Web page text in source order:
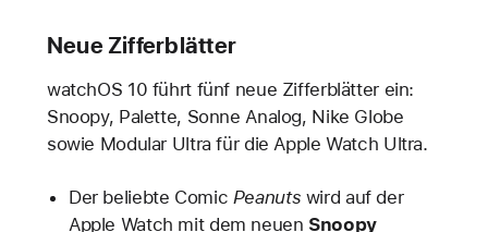
Neue Zifferblätter
watchOS 10 führt fünf neue Zifferblätter ein:
Snoopy, Palette, Sonne Analog, Nike Globe
sowie Modular Ultra für die Apple Watch Ultra.
Der beliebte Comic Peanuts wird auf der
Apple Watch mit dem neuen Snoopy